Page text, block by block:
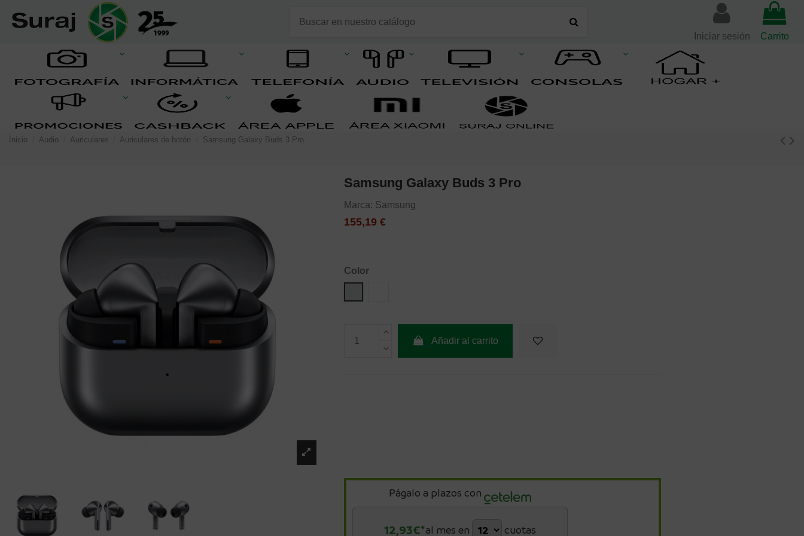
Iniciar sesión Carrito
Inicio Audio Auriculares Auriculares de botón Samsung Galaxy Buds 3 Pro
Samsung Galaxy Buds 3 Pro
Marca: Samsung
155,19 €
Color
Añadir al carrito
Págalo a plazos con
12,93€*al mes en cuotas